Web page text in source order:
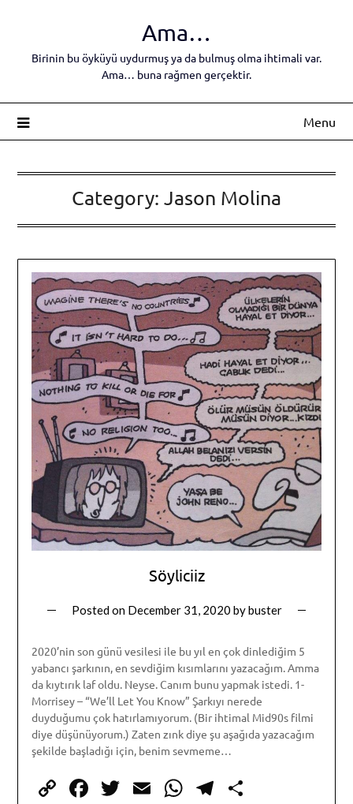
content
Ama…
Birinin bu öyküyü uydurmuş ya da bulmuş olma ihtimali var.
Ama… buna rağmen gerçektir.
Menu
Category: Jason Molina
Söyliciiz
Posted on December 31, 2020 bybuster
2020’nin son günü vesilesi ile bu yıl en çok dinlediğim 5
yabancı şarkının, en sevdiğim kısımlarını yazacağım. Amma
da kıytırık laf oldu. Neyse. Canım bunu yapmak istedi. 1-
Morrisey – “We’ll Let You Know” Şarkıyı nerede
duyduğumu çok hatırlamıyorum. (Bir ihtimal Mid90s filmi
diye düşünüyorum.) Zaten zınk diye şu aşağıda yazacağım
şekilde başladığı için, benim sevmeme…
CopyFacebook
Twitter
EmailWhatsApp
Telegram